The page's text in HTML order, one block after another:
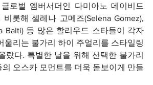
로벌 엠버서더인 다미아노 데이비드
비롯해 셀레나 고메즈(Selena Gomez),
Balti) 등 많은 할리우드 스타들이 각자
울리는 불가리 하이 주얼리를 스타일링
랐다. 특별한 날을 위해 선택한 불가리
오스카 모먼트를 더욱 돋보이게 만들